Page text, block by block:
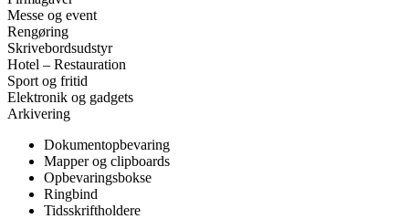
Messe og event
Rengøring
Skrivebordsudstyr
Hotel – Restauration
Sport og fritid
Elektronik og gadgets
Arkivering
Dokumentopbevaring
Mapper og clipboards
Opbevaringsbokse
Ringbind
Tidsskriftholdere